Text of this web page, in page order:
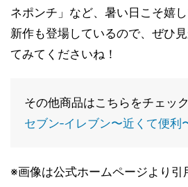
ネポンチ」など、暑い日こそ嬉
新作も登場しているので、ぜひ
てみてくださいね！
その他商品はこちらをチェッ
セブン‐イレブン〜近くて便利
※画像は公式ホームページより引